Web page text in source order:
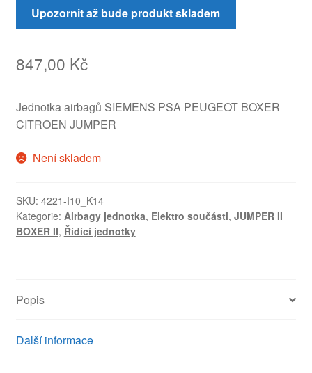
Upozornit až bude produkt skladem
847,00 Kč
Jednotka airbagů SIEMENS PSA PEUGEOT BOXER
CITROEN JUMPER
Není skladem
SKU: 4221-I10_K14
Kategorie: Airbagy jednotka, Elektro součásti, JUMPER II
BOXER II, Řídící jednotky
Popis
Další informace